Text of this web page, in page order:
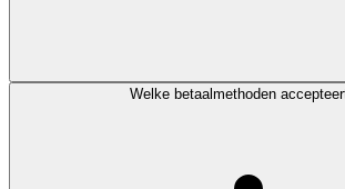
Welke betaalmethoden